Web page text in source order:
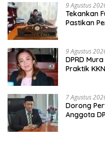
9 Agustus
Tekankan
Pastikan
9 Agustus
DPRD
Praktik
7 Agustus
Dorong
Anggota